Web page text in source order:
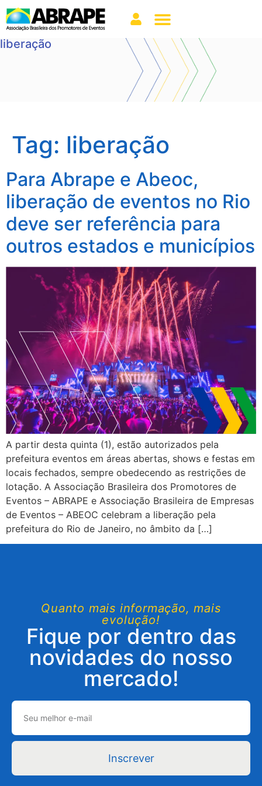
liberação
Tag: liberação
Para Abrape e Abeoc,
liberação de eventos no Rio
deve ser referência para
outros estados e municípios
A partir desta quinta (1), estão autorizados pela
prefeitura eventos em áreas abertas, shows e festas em
locais fechados, sempre obedecendo as restrições de
lotação. A Associação Brasileira dos Promotores de
Eventos – ABRAPE e Associação Brasileira de Empresas
de Eventos – ABEOC celebram a liberação pela
prefeitura do Rio de Janeiro, no âmbito da […]
Quanto mais informação, mais
evolução!
Fique por dentro das
novidades do nosso
mercado!
Inscrever